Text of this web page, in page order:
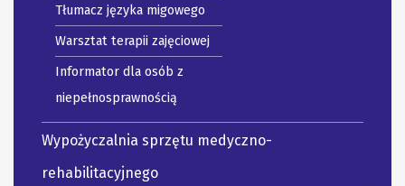
Tłumacz języka migowego
Warsztat terapii zajęciowej
Informator dla osób z
niepełnosprawnością
Wypożyczalnia sprzętu medyczno-
rehabilitacyjnego